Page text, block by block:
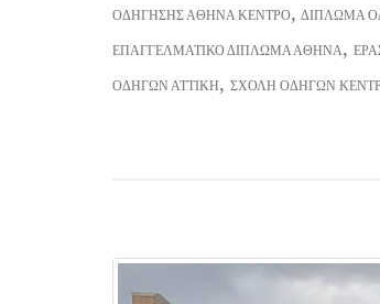
ΟΔΉΓΗΣΗΣ ΑΘΉΝΑ ΚΈΝΤΡΟ, ΔΊΠΛΩΜΑ
ΕΠΑΓΓΕΛΜΑΤΙΚΌ ΔΊΠΛΩΜΑ ΑΘΉΝΑ,
ΟΔΗΓΏΝ ΑΤΤΙΚΉ, ΣΧΟΛΉ ΟΔΗΓΏΝ